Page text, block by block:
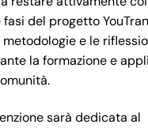
del progetto
e le
la formazione e
sarà dedicata al